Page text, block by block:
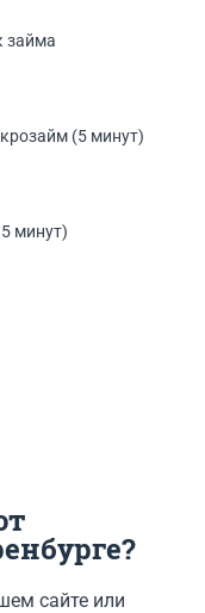
займа
(5 минут)
минут)
сайте или